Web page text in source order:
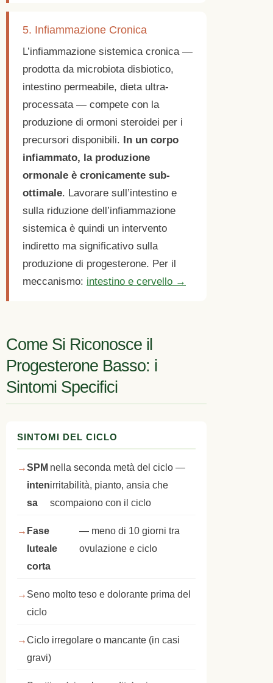
5. Infiammazione Cronica
L’infiammazione sistemica cronica —
prodotta da microbiota disbiotico,
intestino permeabile, dieta ultra-
processata — compete con la
produzione di ormoni steroidei per i
precursori disponibili. In un corpo
infiammato, la produzione
ormonale è cronicamente sub-
ottimale. Lavorare sull’intestino e
sulla riduzione dell’infiammazione
sistemica è quindi un intervento
indiretto ma significativo sulla
produzione di progesterone. Per il
meccanismo: intestino e cervello →
Come Si Riconosce il
Progesterone Basso: i
Sintomi Specifici
SINTOMI DEL CICLO
SPM
inten
sa
nella seconda metà del ciclo —
irritabilità, pianto, ansia che
scompaiono con il ciclo
Fase
luteale
corta
— meno di 10 giorni tra
ovulazione e ciclo
Seno molto teso e dolorante prima del
ciclo
Ciclo irregolare o mancante (in casi
gravi)